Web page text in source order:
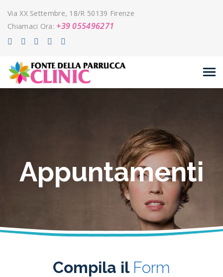
Via XX Settembre, 18/R 50139 Firenze
Chiamaci Ora: +39 055496271
Appuntamenti
Compila il Form